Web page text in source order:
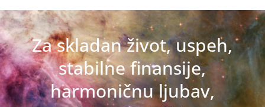
Za skladan život, uspeh,
stabilne finansije,
harmoničnu ljubav,